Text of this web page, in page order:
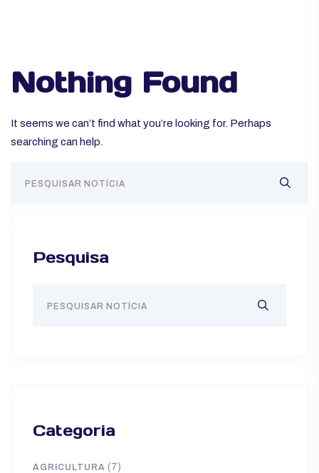
Nothing Found
It seems we can’t find what you’re looking for. Perhaps
searching can help.
Pesquisa
Categoria
AGRICULTURA (7)